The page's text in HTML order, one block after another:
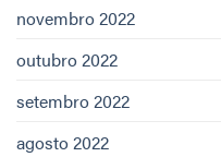
novembro 2022
outubro 2022
setembro 2022
agosto 2022